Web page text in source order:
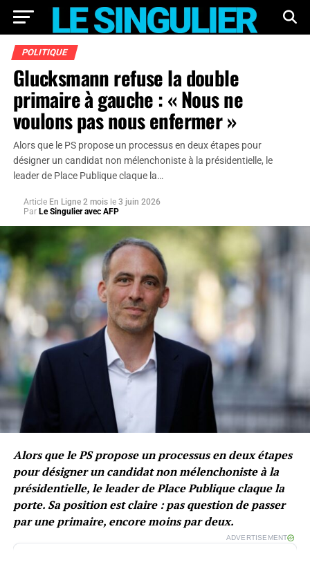
POLITIQUE
Glucksmann refuse la double
primaire à gauche : « Nous ne
voulons pas nous enfermer »
Alors que le PS propose un processus en deux étapes pour
désigner un candidat non mélenchoniste à la présidentielle, le
leader de Place Publique claque la…
Article En Ligne 2 mois le 3 juin 2026
Par Le Singulier avec AFP
Alors que le PS propose un processus en deux étapes
pour désigner un candidat non mélenchoniste à la
présidentielle, le leader de Place Publique claque la
porte. Sa position est claire : pas question de passer
par une primaire, encore moins par deux.
ADVERTISEMENT